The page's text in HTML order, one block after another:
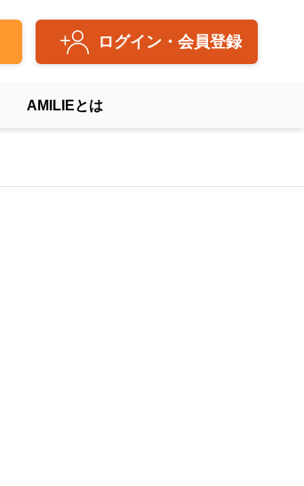
ログイン・会員登録
AMILIEとは